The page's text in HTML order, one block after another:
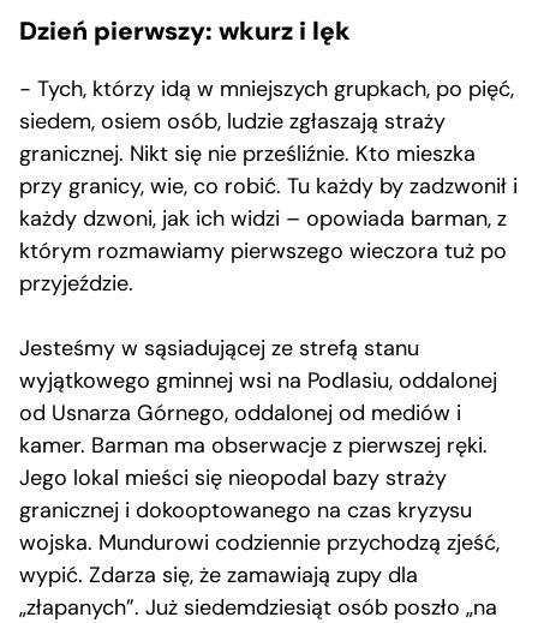
Dzień pierwszy: wkurz i lęk
− Tych, którzy idą w mniejszych grupkach, po pięć,
siedem, osiem osób, ludzie zgłaszają straży
granicznej. Nikt się nie prześliźnie. Kto mieszka
przy granicy, wie, co robić. Tu każdy by zadzwonił i
każdy dzwoni, jak ich widzi – opowiada barman, z
którym rozmawiamy pierwszego wieczora tuż po
przyjeździe.
Jesteśmy w sąsiadującej ze strefą stanu
wyjątkowego gminnej wsi na Podlasiu, oddalonej
od Usnarza Górnego, oddalonej od mediów i
kamer. Barman ma obserwacje z pierwszej ręki.
Jego lokal mieści się nieopodal bazy straży
granicznej i dokooptowanego na czas kryzysu
wojska. Mundurowi codziennie przychodzą zjeść,
wypić. Zdarza się, że zamawiają zupy dla
„złapanych”. Już siedemdziesiąt osób poszło „na